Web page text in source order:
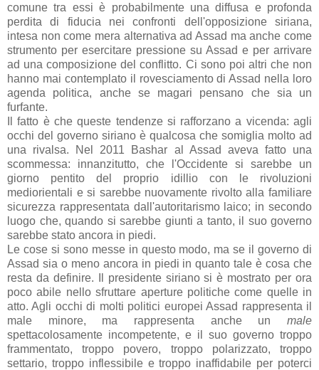
comune tra essi è probabilmente una diffusa e profonda
perdita di fiducia nei confronti dell'opposizione siriana,
intesa non come mera alternativa ad Assad ma anche come
strumento per esercitare pressione su Assad e per arrivare
ad una composizione del conflitto. Ci sono poi altri che non
hanno mai contemplato il rovesciamento di Assad nella loro
agenda politica, anche se magari pensano che sia un
furfante.
Il fatto è che queste tendenze si rafforzano a vicenda: agli
occhi del governo siriano è qualcosa che somiglia molto ad
una rivalsa. Nel 2011 Bashar al Assad aveva fatto una
scommessa: innanzitutto, che l'Occidente si sarebbe un
giorno pentito del proprio idillio con le rivoluzioni
mediorientali e si sarebbe nuovamente rivolto alla familiare
sicurezza rappresentata dall'autoritarismo laico; in secondo
luogo che, quando si sarebbe giunti a tanto, il suo governo
sarebbe stato ancora in piedi.
Le cose si sono messe in questo modo, ma se il governo di
Assad sia o meno ancora in piedi in quanto tale è cosa che
resta da definire. Il presidente siriano si è mostrato per ora
poco abile nello sfruttare aperture politiche come quelle in
atto. Agli occhi di molti politici europei Assad rappresenta il
male minore, ma rappresenta anche un male
spettacolosamente incompetente, e il suo governo troppo
frammentato, troppo povero, troppo polarizzato, troppo
settario, troppo inflessibile e troppo inaffidabile per poterci